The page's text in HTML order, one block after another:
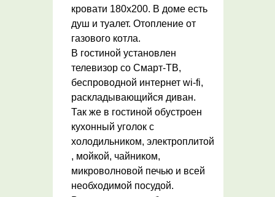
кровати 180х200. В доме есть
душ и туалет. Отопление от
газового котла.
В гостиной установлен
телевизор со Смарт-ТВ,
беспроводной интернет wi-fi,
раскладывающийся диван.
Так же в гостиной обустроен
кухонный уголок с
холодильником, электроплитой
, мойкой, чайником,
микроволновой печью и всей
необходимой посудой.